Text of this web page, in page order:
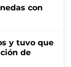
con
y tuvo que
de